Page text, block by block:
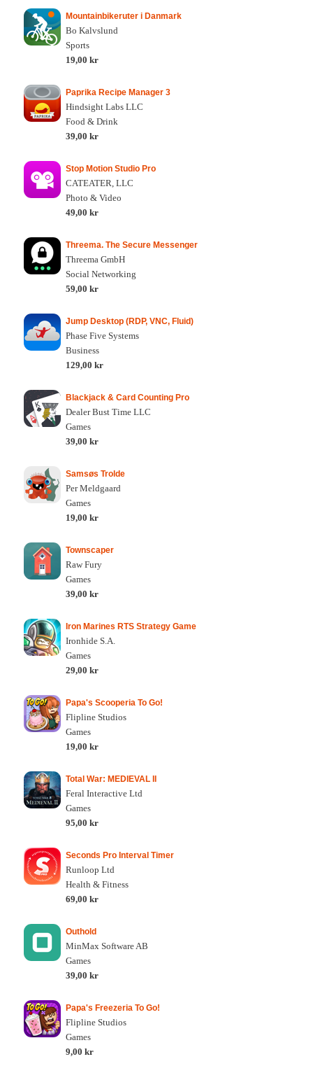
Mountainbikeruter i Danmark
Bo Kalvslund
Sports
19,00 kr
Paprika Recipe Manager 3
Hindsight Labs LLC
Food & Drink
39,00 kr
Stop Motion Studio Pro
CATEATER, LLC
Photo & Video
49,00 kr
Threema. The Secure Messenger
Threema GmbH
Social Networking
59,00 kr
Jump Desktop (RDP, VNC, Fluid)
Phase Five Systems
Business
129,00 kr
Blackjack & Card Counting Pro
Dealer Bust Time LLC
Games
39,00 kr
Samsøs Trolde
Per Meldgaard
Games
19,00 kr
Townscaper
Raw Fury
Games
39,00 kr
Iron Marines RTS Strategy Game
Ironhide S.A.
Games
29,00 kr
Papa's Scooperia To Go!
Flipline Studios
Games
19,00 kr
Total War: MEDIEVAL II
Feral Interactive Ltd
Games
95,00 kr
Seconds Pro Interval Timer
Runloop Ltd
Health & Fitness
69,00 kr
Outhold
MinMax Software AB
Games
39,00 kr
Papa's Freezeria To Go!
Flipline Studios
Games
9,00 kr